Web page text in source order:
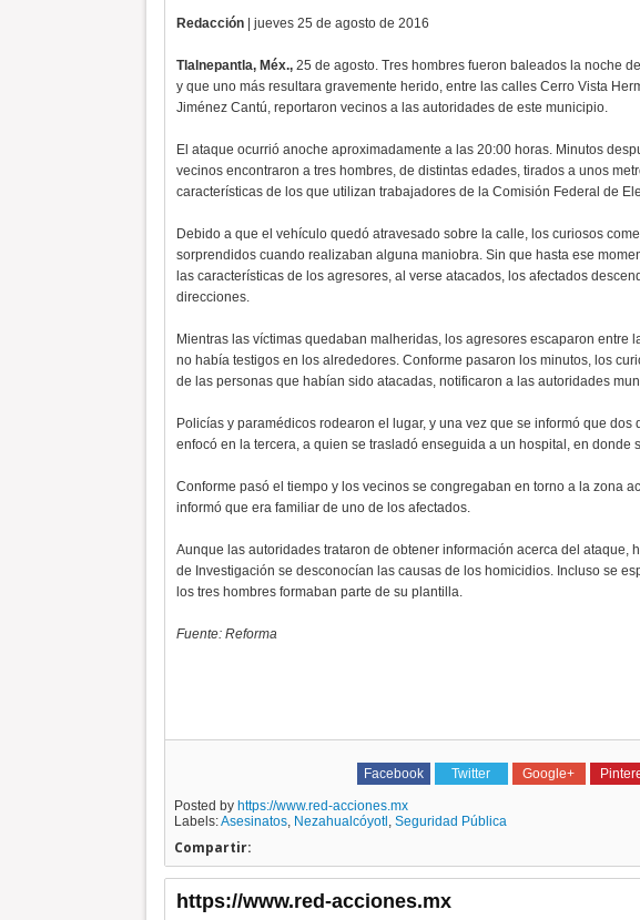
Redacción| jueves 25 de agosto de 2016
Tlalnepantla, Méx.,25 de agosto. Tres hombres fueron baleados la noche
y que uno más resultara gravemente herido, entre las calles Cerro Vista
Jiménez Cantú, reportaron vecinos a las autoridades de este municipio.
El ataque ocurrió anoche aproximadamente a las 20:00 horas. Minutos
vecinos encontraron a tres hombres, de distintas edades, tirados a unos
características de los que utilizan trabajadores de la Comisión Federal de
Debido a que el vehículo quedó atravesado sobre la calle, los curiosos
sorprendidos cuando realizaban alguna maniobra. Sin que hasta ese
las características de los agresores, al verse atacados, los afectados
direcciones.
Mientras las víctimas quedaban malheridas, los agresores escaparon entre
no había testigos en los alrededores. Conforme pasaron los minutos, los
de las personas que habían sido atacadas, notificaron a las autoridades
Policías y paramédicos rodearon el lugar, y una vez que se informó que
enfocó en la tercera, a quien se trasladó enseguida a un hospital, en donde
Conforme pasó el tiempo y los vecinos se congregaban en torno a la zona
informó que era familiar de uno de los afectados.
Aunque las autoridades trataron de obtener información acerca del ataque,
de Investigación se desconocían las causas de los homicidios. Incluso se
los tres hombres formaban parte de su plantilla.
Fuente: Reforma
Facebook Twitter Google+
Posted by https://www.red-acciones.mx
Labels:Asesinatos, Nezahualcóyotl , Seguridad Pública
Compartir:
https://www.red-acciones.mx